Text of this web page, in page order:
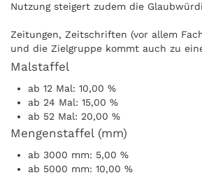
Nutzung steigert zudem die
Zeitungen, Zeitschriften (vor allem
und die Zielgruppe kommt auch zu
kann ohne Internet praktisch überall
Malstaffel
ab 12 Mal: 10,00 %
ab 24 Mal: 15,00 %
ab 52 Mal: 20,00 %
Mengenstaffel (mm)
ab 3000 mm: 5,00 %
ab 5000 mm: 10,00 %